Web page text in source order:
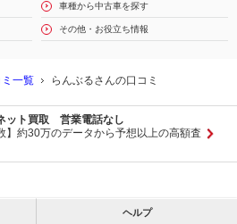
車種から中古車を探す
その他・お役立ち情報
一覧 らんぶるさんの口コミ
ット買取 営業電話なし
】約30万のデータから予想以上の高額査
ヘルプ